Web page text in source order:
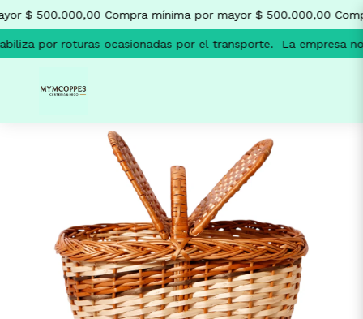
$ 500.000,00 Compra mínima por mayor $ 500.000,00
por roturas ocasionadas por el transporte. La empresa